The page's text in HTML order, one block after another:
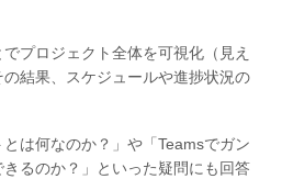
プロジェクト全体を可視化（見え
結果、スケジュールや進捗状況の
とは何なのか？」や「Teamsでガン
きるのか？」といった疑問にも回答